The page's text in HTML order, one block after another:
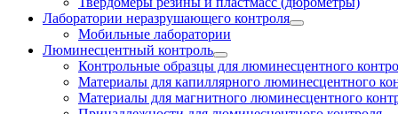
Лаборатории неразрушающего контроля
Мобильные лаборатории
Люминесцентный контроль
Контрольные образцы для люминесцентного
Материалы для капиллярного люминесцентного
Материалы для магнитного люминесцентного